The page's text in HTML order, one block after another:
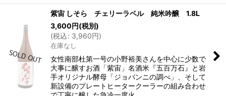
紫宙 しそら チェリーラベル 純米吟醸 1.8L
3,600円(税別)
(税込: 3,960円)
在庫なし
女性南部杜第一号の小野裕美さんを中心に少数で
大事に醸すお酒「紫宙」名酒米『五百万石』と岩
手オリジナル酵母「ジョバンニの調べ」、そして
新設備のプレートヒータークーラーの組み合わせ